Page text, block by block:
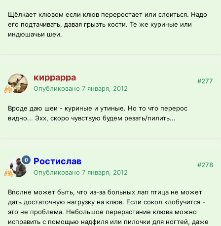
Щёлкает клювом если клюв переростает или слоиться. Надо
его подтачивать, давая грызть кости. Те же куриные или
индюшачьи шеи.
киррарра
Опубликовано 7 января, 2012
#277
Вроде даю шеи - куриные и утиные. Но то что перерос
видно... Эхх, скоро чувствую будем резать/пилить...
Ростислав
Опубликовано 7 января, 2012
#278
Вполне может быть, что из-за больных лап птица не может
дать достаточную нагрузку на клюв. Если сокол клобучится -
это не проблема. Небольшое перерастание клюва можно
исправить с помощью надфиля или пилочки для ногтей, даже